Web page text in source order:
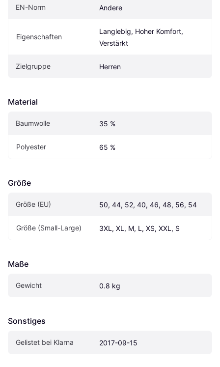
EN-Norm Andere
Eigenschaften
Langlebig, Hoher Komfort,
Verstärkt
Zielgruppe Herren
Material
Baumwolle 35 %
Polyester 65 %
Größe
Größe (EU) 50, 44, 52, 40, 46, 48, 56, 54
Größe (Small-Large) 3XL, XL, M, L, XS, XXL, S
Maße
Gewicht 0.8 kg
Sonstiges
Gelistet bei Klarna 2017-09-15